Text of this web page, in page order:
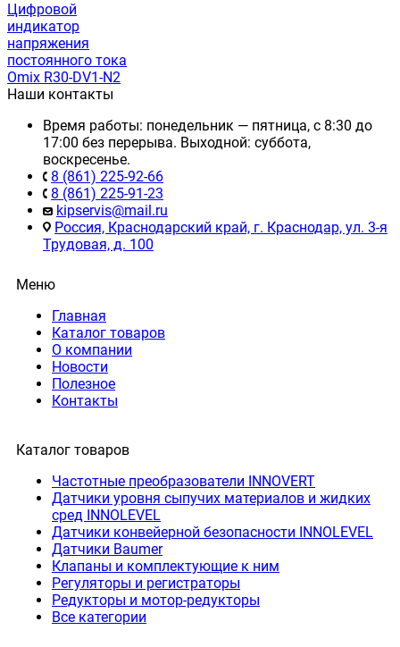
Цифровой
индикатор
напряжения
постоянного тока
Omix R30-DV1-N2
Наши контакты
Время работы: понедельник — пятница, с 8:30 до
17:00 без перерыва. Выходной: суббота,
воскресенье.
8 (861) 225-92-66
8 (861) 225-91-23
kipservis@mail.ru
Россия, Краснодарский край, г. Краснодар, ул. 3-я
Трудовая, д. 100
Меню
Главная
Каталог товаров
О компании
Новости
Полезное
Контакты
Каталог товаров
Частотные преобразователи INNOVERT
Датчики уровня сыпучих материалов и жидких
сред INNOLEVEL
Датчики конвейерной безопасности INNOLEVEL
Датчики Baumer
Клапаны и комплектующие к ним
Регуляторы и регистраторы
Редукторы и мотор-редукторы
Все категории